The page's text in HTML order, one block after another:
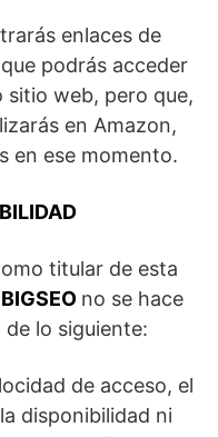
enlaces de
podrás acceder
web, pero que,
en Amazon,
en ese momento.
titular de esta
BIGSEO no se hace
lo siguiente:
de acceso, el
disponibilidad ni